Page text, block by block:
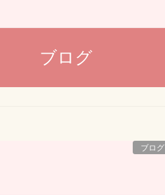
ブログ
ブログ